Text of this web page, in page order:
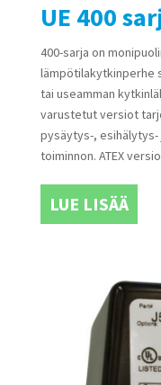
UE 400
400-sarja on
lämpötilakytkinperhe
tai useamman
varustetut versiot
pysäytys-, esihälytys-
toiminnon. ATEX
LUE LISÄÄ